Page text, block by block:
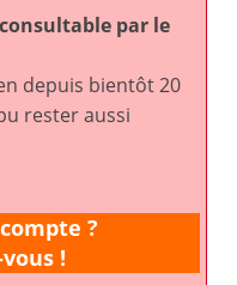
par le
depuis bientôt 20
rester aussi
?
!